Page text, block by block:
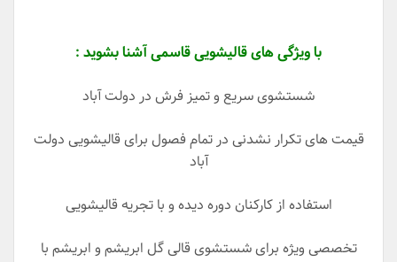
با ویژگی های قالیشویی قاسمی آشنا بشوید :
شستشوی سریع و تمیز فرش در دولت آباد
قیمت های تکرار نشدنی در تمام فصول برای قالیشویی دولت
آباد
استفاده از کارکنان دوره دیده و با تجریه قالیشویی
تخصصی ویژه برای شستشوی قالی گل ابریشم و ابریشم با